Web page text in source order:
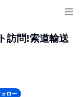
訪問!索道輸送
ロー